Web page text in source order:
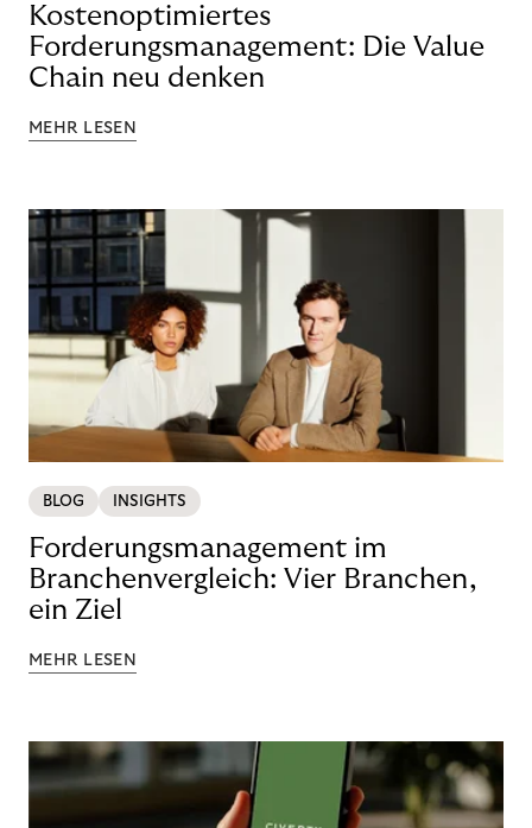
Kostenoptimiertes
Forderungsmanagement: Die Value
Chain neu denken
MEHR LESEN
BLOG INSIGHTS
Forderungsmanagement im
Branchenvergleich: Vier Branchen,
ein Ziel
MEHR LESEN